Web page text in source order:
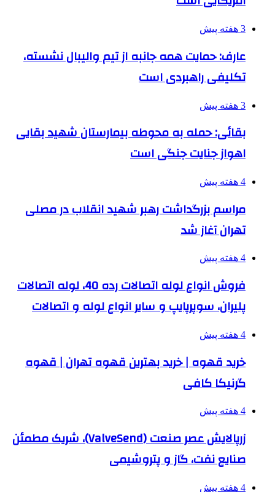
3 هفته پیش
عارف: حمایت همه جانبه از تیم والیبال نشسته،
تکلیفی راهبردی است
3 هفته پیش
بقائی: حمله به محوطه بیمارستان شهید بقایی
اهواز جنایت جنگی است
4 هفته پیش
مراسم بزرگداشت رهبر شهید انقلاب در مصلی
تهران آغاز شد
4 هفته پیش
فروش انواع لوله اتصالات رده 40، لوله اتصالات
پلیران، سوپرپایپ و سایر انواع لوله و اتصالات
4 هفته پیش
خرید قهوه | خرید بهترین قهوه تهران | قهوه
گرنیکا کافی
4 هفته پیش
زرپالایش عصر صنعت (ValveSend)، شریک مطمئن
صنایع نفت، گاز و پتروشیمی
4 هفته پیش